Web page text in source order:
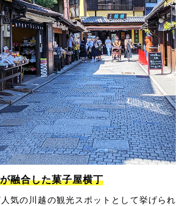
融合した菓子屋横丁
気の川越の観光スポットとして挙げられ